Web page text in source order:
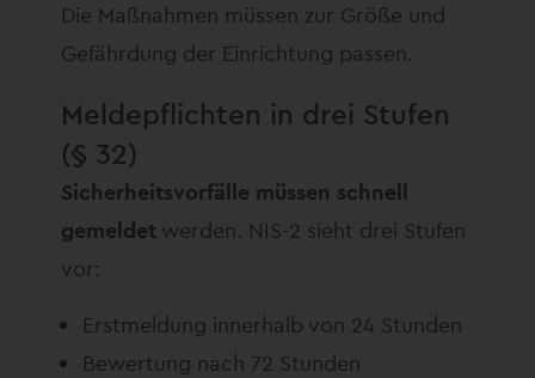
Die Maßnahmen müssen zur Größe und
Gefährdung der Einrichtung passen.
Meldepflichten in drei Stufen
(§ 32)
Sicherheitsvorfälle müssen schnell
gemeldet werden. NIS-2 sieht drei Stufen
vor:
Erstmeldung innerhalb von 24 Stunden
Bewertung nach 72 Stunden